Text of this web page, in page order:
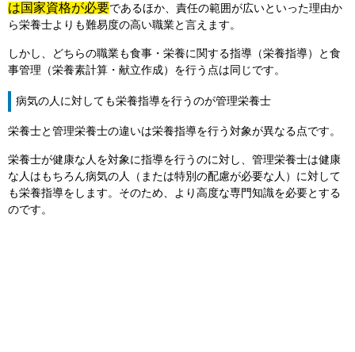
は国家資格が必要であるほか、責任の範囲が広いといった理由か
ら栄養士よりも難易度の高い職業と言えます。
しかし、どちらの職業も食事・栄養に関する指導（栄養指導）と食
事管理（栄養素計算・献立作成）を行う点は同じです。
病気の人に対しても栄養指導を行うのが管理栄養士
栄養士と管理栄養士の違いは栄養指導を行う対象が異なる点です。
栄養士が健康な人を対象に指導を行うのに対し、管理栄養士は健康
な人はもちろん病気の人（または特別の配慮が必要な人）に対して
も栄養指導をします。そのため、より高度な専門知識を必要とする
のです。